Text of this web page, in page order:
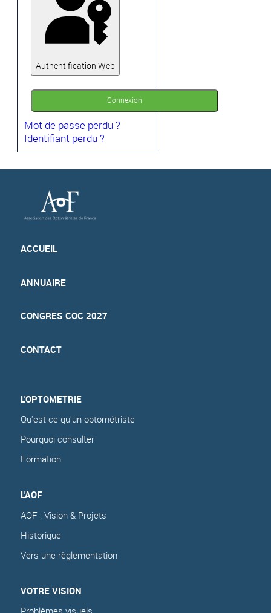
Authentification Web
Connexion
Mot de passe perdu ?
Identifiant perdu ?
ACCUEIL
ANNUAIRE
CONGRES COC 2027
CONTACT
L'OPTOMETRIE
Qu'est-ce qu'un optométriste
Pourquoi consulter
Formation
L'AOF
AOF : Vision & Projets
Historique
Vers une règlementation
VOTRE VISION